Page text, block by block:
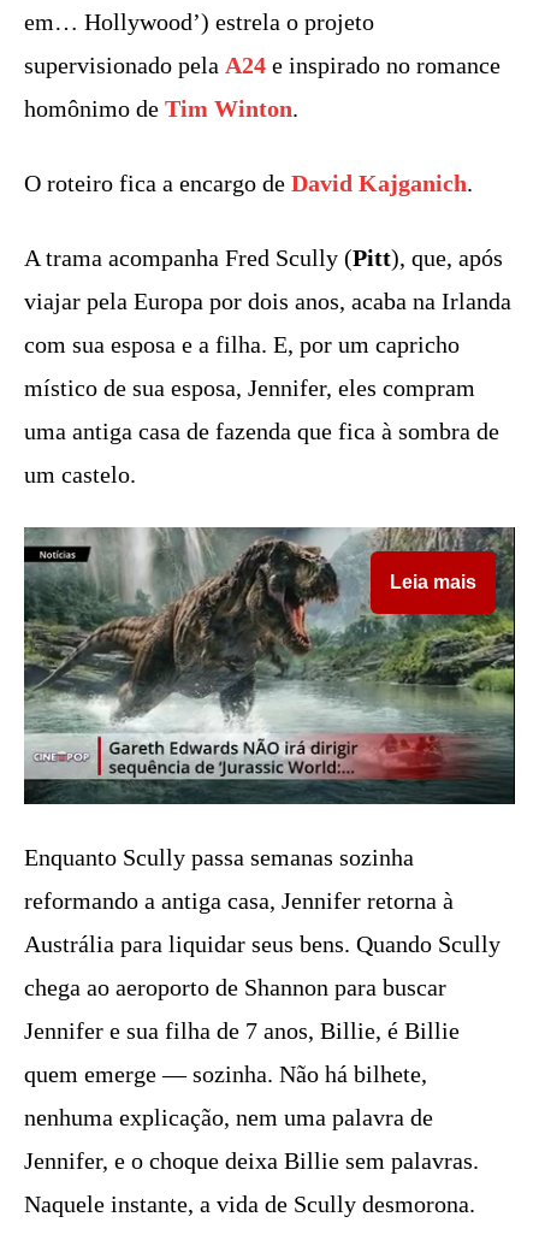
em… Hollywood’) estrela o projeto
supervisionado pela A24 e inspirado no romance
homônimo de Tim Winton.
O roteiro fica a encargo de David Kajganich.
A trama acompanha Fred Scully (Pitt), que, após
viajar pela Europa por dois anos, acaba na Irlanda
com sua esposa e a filha. E, por um capricho
místico de sua esposa, Jennifer, eles compram
uma antiga casa de fazenda que fica à sombra de
um castelo.
Leia mais
Enquanto Scully passa semanas sozinha
reformando a antiga casa, Jennifer retorna à
Austrália para liquidar seus bens. Quando Scully
chega ao aeroporto de Shannon para buscar
Jennifer e sua filha de 7 anos, Billie, é Billie
quem emerge — sozinha. Não há bilhete,
nenhuma explicação, nem uma palavra de
Jennifer, e o choque deixa Billie sem palavras.
Naquele instante, a vida de Scully desmorona.